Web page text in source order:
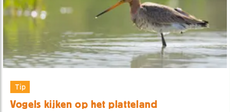
Tip
Vogels kijken op het platteland